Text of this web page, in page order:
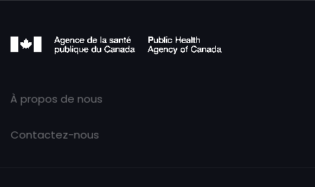
À propos de nous
Contactez-nous